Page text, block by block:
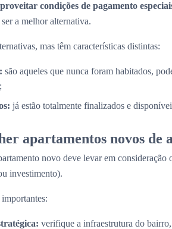
condições de pagamento
a melhor alternativa.
mas têm características distintas:
são aqueles que nunca foram habitados,
já estão totalmente finalizados e
apartamentos novos de
novo deve levar em consideração
investimento).
verifique a infraestrutura do